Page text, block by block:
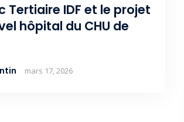
Tertiaire IDF et le projet
hôpital du CHU de
mars 17, 2026